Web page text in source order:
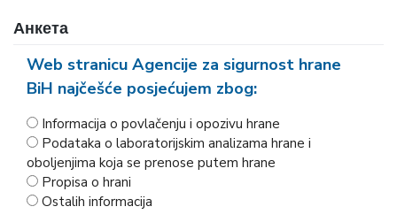
Анкета
Web stranicu Agencije za sigurnost hrane
BiH najčešće posjećujem zbog:
Informacija o povlačenju i opozivu hrane
Podataka o laboratorijskim analizama hrane i
oboljenjima koja se prenose putem hrane
Propisa o hrani
Ostalih informacija